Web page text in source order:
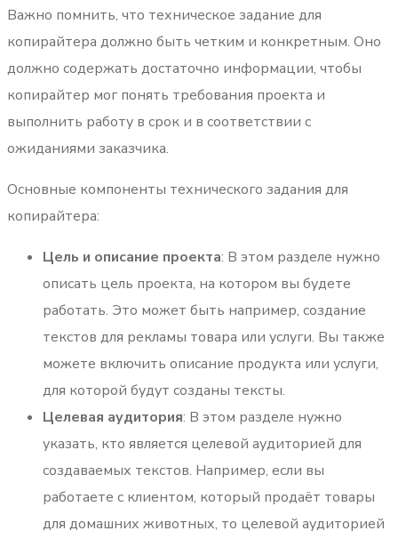
Важно помнить, что техническое задание для
копирайтера должно быть четким и конкретным. Оно
должно содержать достаточно информации, чтобы
копирайтер мог понять требования проекта и
выполнить работу в срок и в соответствии с
ожиданиями заказчика.
Основные компоненты технического задания для
копирайтера:
Цель и описание проекта: В этом разделе нужно
описать цель проекта, на котором вы будете
работать. Это может быть например, создание
текстов для рекламы товара или услуги. Вы также
можете включить описание продукта или услуги,
для которой будут созданы тексты.
Целевая аудитория: В этом разделе нужно
указать, кто является целевой аудиторией для
создаваемых текстов. Например, если вы
работаете с клиентом, который продаёт товары
для домашних животных, то целевой аудиторией